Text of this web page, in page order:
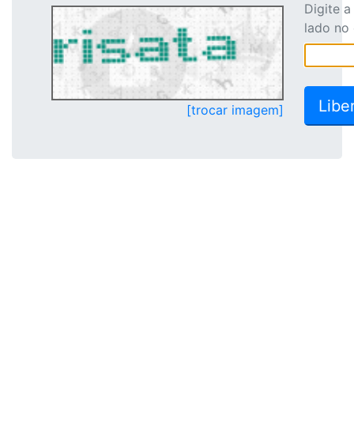
[trocar imagem]
Digite
lado no